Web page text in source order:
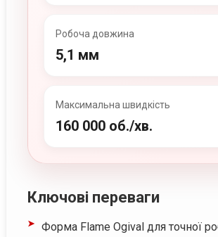
Робоча довжина
5,1 мм
Максимальна швидкість
160 000 об./хв.
Ключові переваги
Форма Flame Ogival для точної